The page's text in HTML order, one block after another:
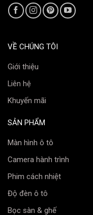
Màn hình ô tô TEYES
Màn hình android
Dòng sản phẩm này
của người dùng hiện
VỀ CHÚNG TÔI
Giới thiệu
Liên hệ
Khuyến mãi
SẢN PHẨM
Màn hình ô tô
Camera hành trình
Phim cách nhiệt
Độ đèn ô tô
Bọc sàn & ghế